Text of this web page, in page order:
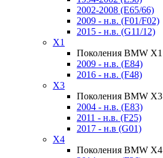
2002-2008 (E65/66)
2009 - н.в. (F01/F02)
2015 - н.в. (G11/12)
X1
Поколения BMW X1
2009 - н.в. (E84)
2016 - н.в. (F48)
X3
Поколения BMW X3
2004 - н.в. (E83)
2011 - н.в. (F25)
2017 - н.в (G01)
X4
Поколения BMW X4